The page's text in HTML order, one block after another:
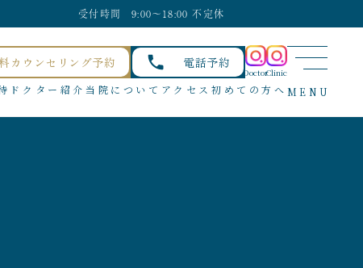
受付時間 9:00〜18:00 不定休
カウンセリング予約 電話予約
DoctorClinic
ドクター紹介 当院について アクセス 初めての方へ MENU